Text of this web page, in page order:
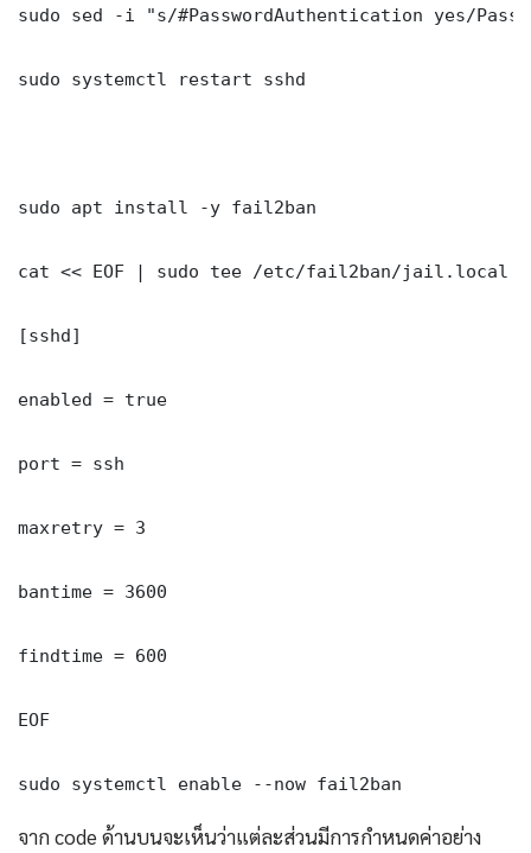
sudo sed -i "s/#PasswordAuthentication yes/
sudo systemctl restart sshd
sudo apt install -y fail2ban
cat << EOF | sudo tee /etc/fail2ban/jail.local
[sshd]
enabled = true
port = ssh
maxretry = 3
bantime = 3600
findtime = 600
EOF
sudo systemctl enable --now fail2ban
จาก code ด้านบนจะเห็นว่าแต่ละส่วนมีการกำหนดค่าอย่าง